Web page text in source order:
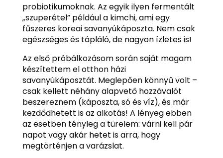
probiotikumoknak. Az egyik ilyen fermentált
„szuperétel” például a kimchi, ami egy
fűszeres koreai savanyúkáposzta. Nem csak
egészséges és tápláló, de nagyon ízletes is!
Az első próbálkozásom során saját magam
készítettem el otthon házi
savanyúkáposztát. Meglepően könnyű volt –
csak kellett néhány alapvető hozzávalót
beszereznem (káposzta, só és víz), és már
kezdődhetett is az alkotás! A lényeg ebben
az esetben tényleg a türelem: várni kell pár
napot vagy akár hetet is arra, hogy
megtörténjen a varázslat.